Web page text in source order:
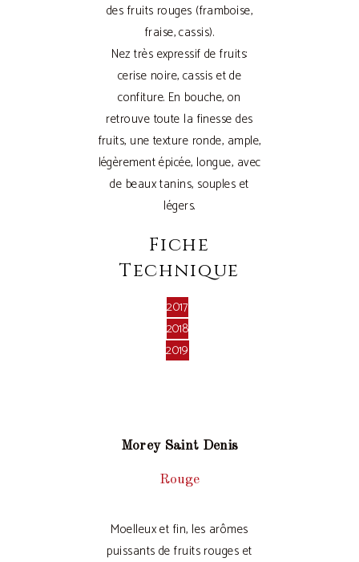
des fruits rouges (framboise,
fraise, cassis).
Nez très expressif de fruits:
cerise noire, cassis et de
confiture. En bouche, on
retrouve toute la finesse des
fruits, une texture ronde, ample,
légèrement épicée, longue, avec
de beaux tanins, souples et
légers.
Fiche
Technique
2017
2018
2019
Morey Saint Denis
Rouge
Moelleux et fin, les arômes
puissants de fruits rouges et